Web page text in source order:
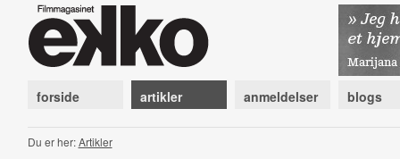
forside artikler anmeldelser blogs
Du er her:Artikler